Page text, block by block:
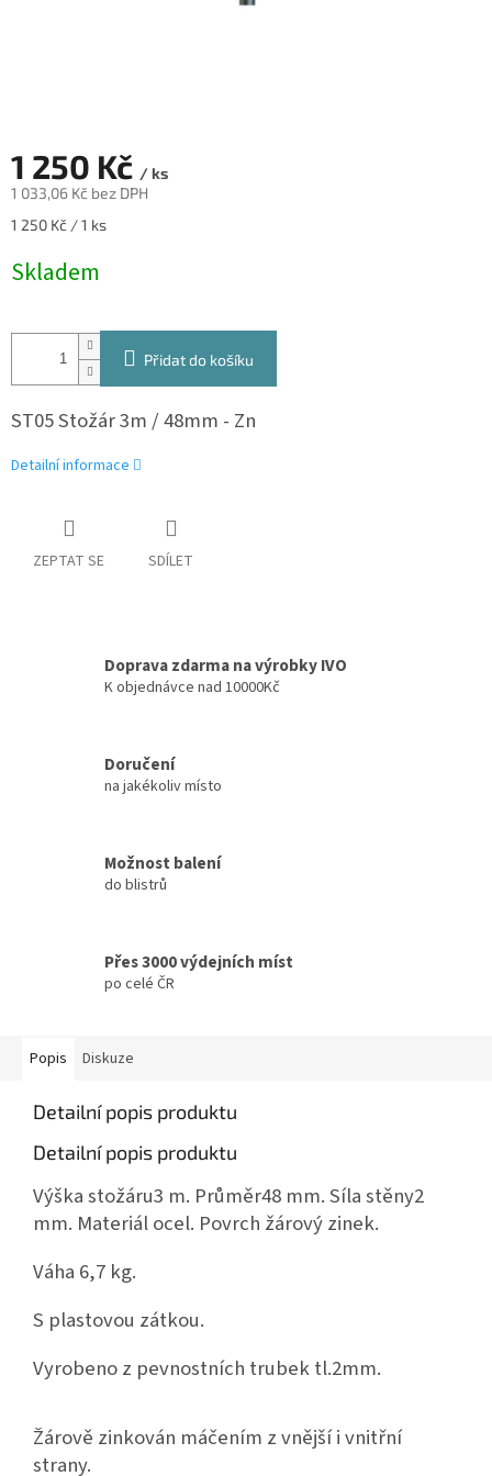
1 250 Kč / ks
1 033,06 Kč bez DPH
Měrná
1 250 Kč / 1 ks
Skladem
Přidat do košíku
ST05 Stožár 3m / 48mm - Zn
Detailní informace
ZEPTAT SE SDÍLET
Doprava zdarma na výrobky IVO
K objednávce nad 10000Kč
Doručení
na jakékoliv místo
Možnost balení
do blistrů
Přes 3000 výdejních míst
po celé ČR
Popis Diskuze
Detailní popis produktu
Detailní popis produktu
Výška stožáru3 m. Průměr48 mm. Síla stěny2
mm. Materiál ocel. Povrch žárový zinek.
Váha 6,7 kg.
S plastovou zátkou.
Vyrobeno z pevnostních trubek tl.2mm.
Žárově zinkován máčením z vnější i vnitřní
strany.